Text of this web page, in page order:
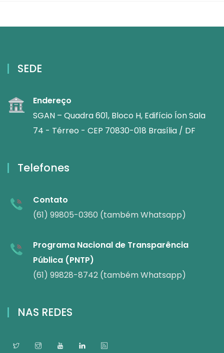
SEDE
Endereço
SGAN – Quadra 601, Bloco H, Edifício Íon Sala
74 - Térreo - CEP 70830-018 Brasília / DF
Telefones
Contato
(61) 99805-0360 (também Whatsapp)
Programa Nacional de Transparência
Pública (PNTP)
(61) 99828-8742 (também Whatsapp)
NAS REDES